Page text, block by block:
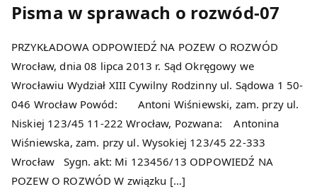
Pisma w sprawach o rozwód-07
PRZYKŁADOWA ODPOWIEDŹ NA POZEW O ROZWÓD
Wrocław, dnia 08 lipca 2013 r. Sąd Okręgowy we
Wrocławiu Wydział XIII Cywilny Rodzinny ul. Sądowa 1 50-
046 Wrocław Powód: Antoni Wiśniewski, zam. przy ul.
Niskiej 123/45 11-222 Wrocław, Pozwana: Antonina
Wiśniewska, zam. przy ul. Wysokiej 123/45 22-333
Wrocław Sygn. akt: Mi 123456/13 ODPOWIEDŹ NA
POZEW O ROZWÓD W związku […]